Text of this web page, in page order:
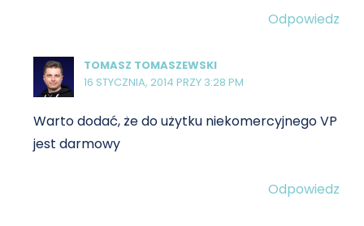
Odpowiedz
TOMASZ TOMASZEWSKI
16 STYCZNIA, 2014 PRZY 3:28 PM
Warto dodać, że do użytku niekomercyjnego VP
jest darmowy
Odpowiedz